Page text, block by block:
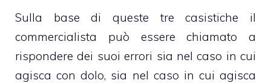
Sulla base di queste tre casistiche il
commercialista può essere chiamato a
rispondere dei suoi errori sia nel caso in cui
agisca con dolo, sia nel caso in cui agisca